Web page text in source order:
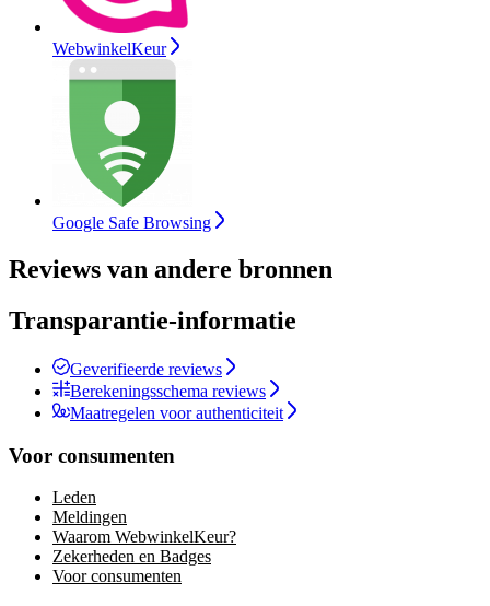
WebwinkelKeur
Google Safe Browsing
Reviews van andere bronnen
Transparantie-informatie
Geverifieerde reviews
Berekeningsschema reviews
Maatregelen voor authenticiteit
Voor consumenten
Leden
Meldingen
Waarom WebwinkelKeur?
Zekerheden en Badges
Voor consumenten